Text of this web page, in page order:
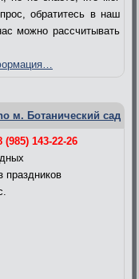
обратитесь в наш
можно рассчитывать
м. Ботанический сад
(985) 143-22-26
праздников